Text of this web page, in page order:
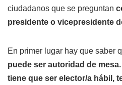
ciudadanos que se preguntan
presidente o vicepresidente
En primer lugar hay que saber
puede ser autoridad de mesa.
tiene que ser elector/a hábil,